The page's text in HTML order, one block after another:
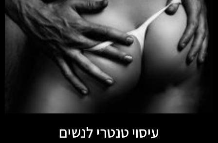
עיסוי טנטרי לנשים